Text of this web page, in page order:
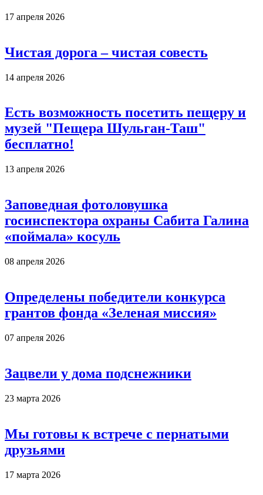
17 апреля 2026
Чистая дорога – чистая совесть
14 апреля 2026
Есть возможность посетить пещеру и
музей "Пещера Шульган-Таш"
бесплатно!
13 апреля 2026
Заповедная фотоловушка
госинспектора охраны Сабита Галина
«поймала» косуль
08 апреля 2026
Определены победители конкурса
грантов фонда «Зеленая миссия»
07 апреля 2026
Зацвели у дома подснежники
23 марта 2026
Мы готовы к встрече с пернатыми
друзьями
17 марта 2026